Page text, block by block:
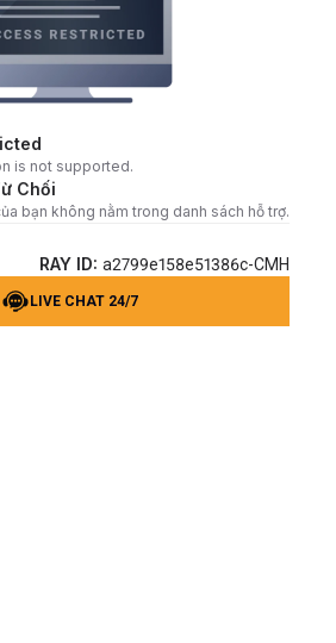
is not supported.
Chối
bạn không nằm trong danh sách hỗ trợ.
RAY ID: a2799e158e51386c-CMH
LIVE CHAT 24/7